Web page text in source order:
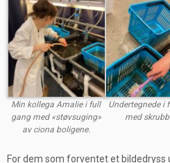
Min kollega Amalie i full
gang med «støvsuging»
av ciona boligene.
Undertegnede i
med
For dem som forventet et bildedryss